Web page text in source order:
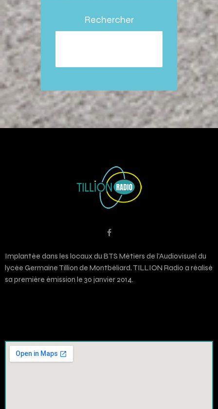
Rechercher
Implantée dans les locaux du BTS Métiers de l’Audiovisuel du
lycée Germaine Tillion de Montbéliard, TILLION Radio a réalisé
sa première émission le 30 janvier 2014.